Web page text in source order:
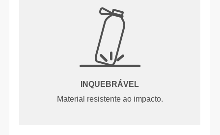
INQUEBRÁVEL
Material resistente ao impacto.